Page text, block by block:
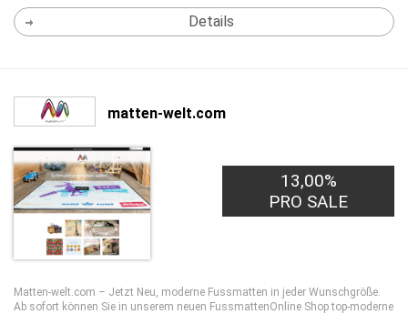
Details
matten-welt.com
13,00%
PRO SALE
Matten-welt.com – Jetzt Neu, moderne Fussmatten in jeder Wunschgröße.
Ab sofort können Sie in unserem neuen FussmattenOnline Shop top-moderne